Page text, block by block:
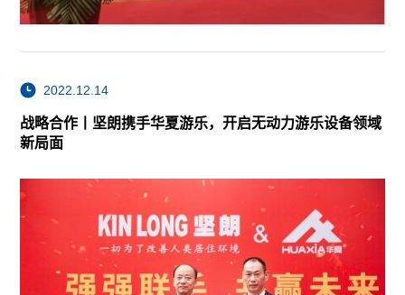
2022.12.14
战略合作丨坚朗携手华夏游乐，开启无动力游乐设备领域
新局面